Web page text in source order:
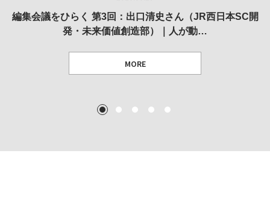
編集会議をひらく 第3回：出口清史さん（JR西日本SC開
発・未来価値創造部）｜人が動…
MORE
REVIEW｜果たして美術家・梅津庸一は、「大阪のゆかり
作家」となることができたのか…
REPORT｜博覧会の残像
MORE
REVIEW｜菊池聡太朗 個展「余りの風景」
MORE
REVIEW｜生の存在証明としての線——「ライフライン」
展
1 2 3 4 5